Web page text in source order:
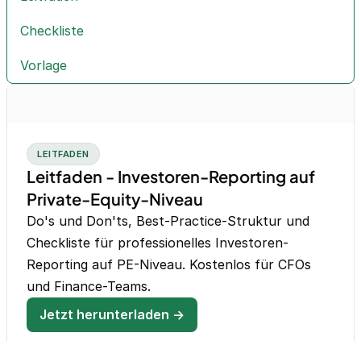
Checkliste
Vorlage
LEITFADEN
Leitfaden - Investoren-Reporting auf
Private-Equity-Niveau
Do's und Don'ts, Best-Practice-Struktur und
Checkliste für professionelles Investoren-
Reporting auf PE-Niveau. Kostenlos für CFOs
und Finance-Teams.
Jetzt herunterladen →